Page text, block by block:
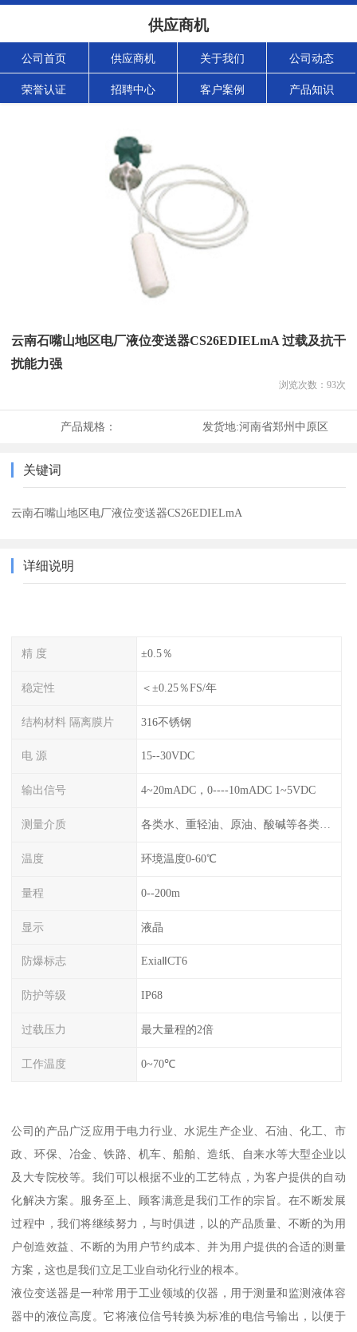
供应商机
公司首页 供应商机 关于我们 公司动态
荣誉认证 招聘中心 客户案例 产品知识
云南石嘴山地区电厂液位变送器CS26EDIELmA 过载及抗干
扰能力强
浏览次数： 93次
产品规格： 发货地:河南省郑州中原区
关键词
云南石嘴山地区电厂液位变送器CS26EDIELmA
详细说明
精 度 ±0.5％
稳定性 ＜±0.25％FS/年
结构材料 隔离膜片 316不锈钢
电 源 15--30VDC
输出信号 4~20mADC，0----10mADC 1~5VDC
测量介质 各类水、重轻油、原油、酸碱等各类腐蚀液
温度 环境温度0-60℃
量程 0--200m
显示 液晶
防爆标志 ExiaⅡCT6
防护等级 IP68
过载压力 最大量程的2倍
工作温度 0~70℃
公司的产品广泛应用于电力行业、水泥生产企业、石油、化工、市
政、环保、冶金、铁路、机车、船舶、造纸、自来水等大型企业以
及大专院校等。我们可以根据不业的工艺特点，为客户提供的自动
化解决方案。服务至上、顾客满意是我们工作的宗旨。在不断发展
过程中，我们将继续努力，与时俱进，以的产品质量、不断的为用
户创造效益、不断的为用户节约成本、并为用户提供的合适的测量
方案，这也是我们立足工业自动化行业的根本。
液位变送器是一种常用于工业领域的仪器，用于测量和监测液体容
器中的液位高度。它将液位信号转换为标准的电信号输出，以便于